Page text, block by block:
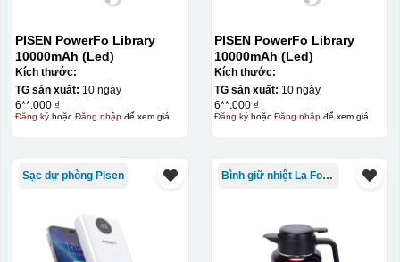
PISEN PowerFo Library
10000mAh (Led)
Kích thước:
TG sản xuất: 10 ngày
6**.000 ₫
Đăng kýhoặc Đăng nhậpđể xem giá
PISEN PowerFo Library
10000mAh (Led)
Kích thước:
TG sản xuất: 10 ngày
6**.000 ₫
Đăng kýhoặc Đăng nhậpđể xem giá
Sạc dự phòng Pisen Bình giữ nhiệt La Fonte